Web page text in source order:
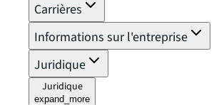
Carrières
Informations sur l'entreprise
Juridique
Juridique
expand_more